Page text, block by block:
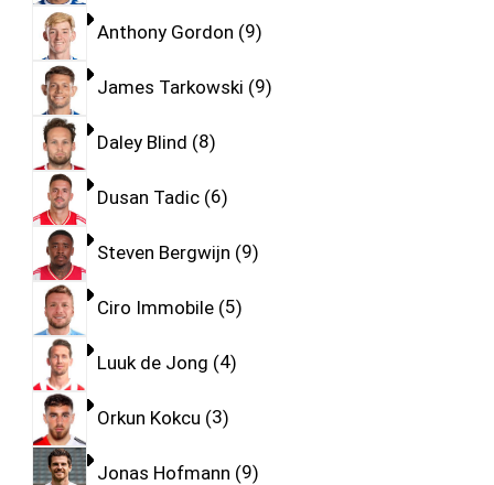
Anthony Gordon 9
James Tarkowski 9
Daley Blind 8
Dusan Tadic 6
Steven Bergwijn 9
Ciro Immobile 5
Luuk de Jong 4
Orkun Kokcu 3
Jonas Hofmann 9